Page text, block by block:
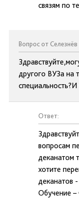
связям по
Вопрос от
другого ВУЗа на
Ответ:
вопросам
деканатом
хотите
деканатов
Обучение –